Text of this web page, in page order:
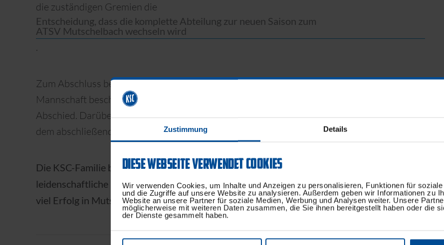
Zustimmung Details
DIESE WEBSEITE VERWENDET COOKIES
Wir verwenden Cookies, um Inhalte und Anzeigen zu personalisieren, Funktionen für
und die Zugriffe auf unsere Website zu analysieren. Außerdem geben wir Informationen zu
Website an unsere Partner für soziale Medien, Werbung und Analysen weiter. Unsere
möglicherweise mit weiteren Daten zusammen, die Sie ihnen bereitgestellt haben oder die
der Dienste gesammelt haben.
die zuständigen Gremien die
Entscheidung, dass die komplette Abteilung zur neuen Saison zum
ATSV Mutschelbach wechseln wird
.
Zum Abschluss beim KSC gelang den Pfeilewerfern nochmal ein Erfolg: Die erste
Mannschaft beschenkte sich mit dem erneuten Gewinn der Meisterschaft selbst zum
Abschied. Darüber hinaus spielten die Darter am Samstag noch um den DDV-Pokal. Bei
dem abschließenden Turnier für den KSC holten die Blau-Weißen den dritten Platz.
Die KSC-Familie bedankt sich recht herzlich bei allen Beteiligten für das langjährige
leidenschaftliche Engagement für den blau-weißen Dartsport und wünscht alles Gute und
viel Erfolg in Mutschelbach!